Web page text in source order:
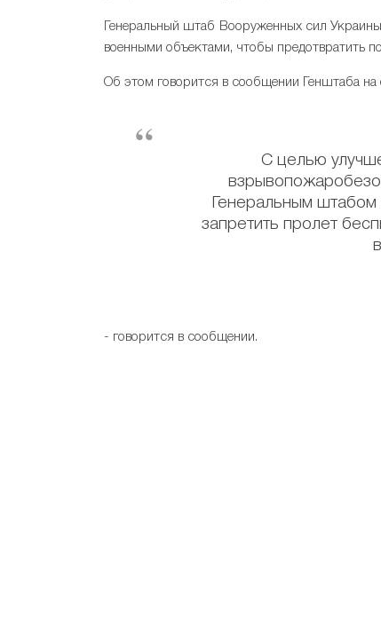
Генеральный штаб Вооруженных сил
военными объектами, чтобы предотвратить
Об этом говорится в сообщении Генштаба на
С целью
Генеральным
запретить пролет
- говорится в сообщении.